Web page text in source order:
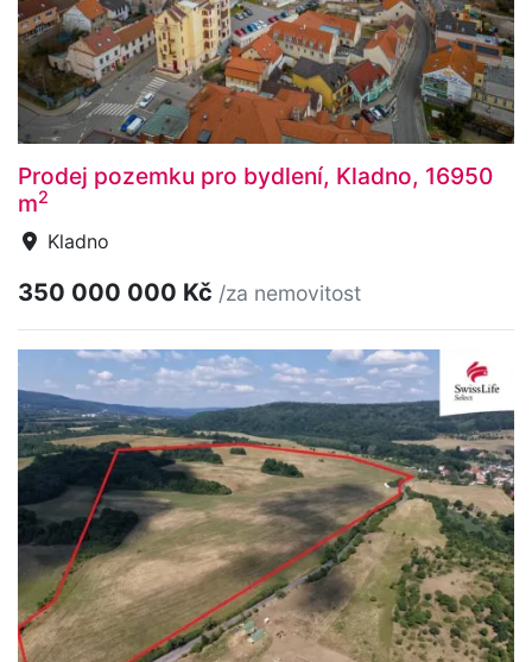
Prodej pozemku pro bydlení, Kladno, 16950
m2
Kladno
350 000 000 Kč /za nemovitost